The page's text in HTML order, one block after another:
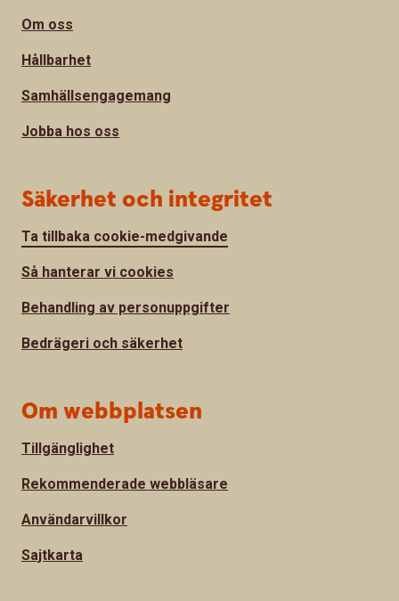
Om oss
Hållbarhet
Samhällsengagemang
Jobba hos oss
Säkerhet och integritet
Ta tillbaka cookie-medgivande
Så hanterar vi cookies
Behandling av personuppgifter
Bedrägeri och säkerhet
Om webbplatsen
Tillgänglighet
Rekommenderade webbläsare
Användarvillkor
Sajtkarta